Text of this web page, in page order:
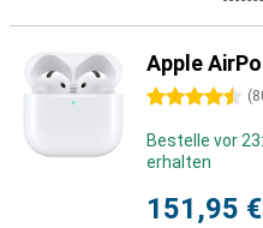
Apple
4.5 Sterne (
Bestelle vor
erhalten
151,95 €